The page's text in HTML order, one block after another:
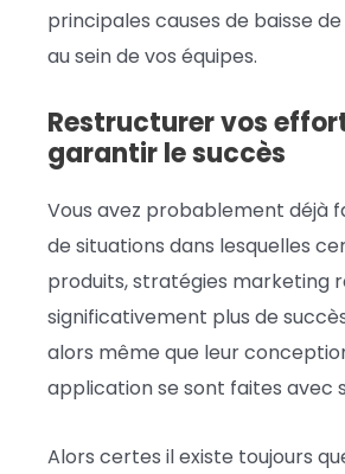
principales causes de baisse
au sein de vos équipes.
Restructurer vos
garantir le succès
Vous avez probablement déjà
de situations dans lesquelles
produits, stratégies marketing
significativement plus de
alors même que leur
application se sont faites avec
Alors certes il existe toujours